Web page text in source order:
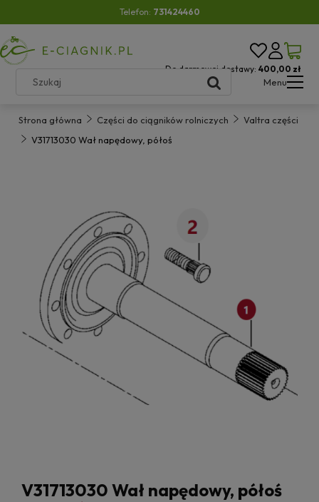
Telefon: 731424460
Do darmowej dostawy: 400,00 zł
Menu
Strona główna Części do ciągników rolniczych
Valtra części
V31713030 Wał napędowy, półoś
V31713030 Wał napędowy, półoś